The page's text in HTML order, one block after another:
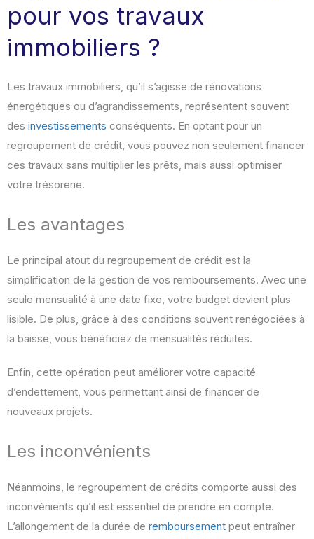
pour vos travaux
immobiliers ?
Les travaux immobiliers, qu’il s’agisse de rénovations
énergétiques ou d’agrandissements, représentent souvent
des investissements conséquents. En optant pour un
regroupement de crédit, vous pouvez non seulement financer
ces travaux sans multiplier les prêts, mais aussi optimiser
votre trésorerie.
Les avantages
Le principal atout du regroupement de crédit est la
simplification de la gestion de vos remboursements. Avec une
seule mensualité à une date fixe, votre budget devient plus
lisible. De plus, grâce à des conditions souvent renégociées à
la baisse, vous bénéficiez de mensualités réduites.
Enfin, cette opération peut améliorer votre capacité
d’endettement, vous permettant ainsi de financer de
nouveaux projets.
Les inconvénients
Néanmoins, le regroupement de crédits comporte aussi des
inconvénients qu’il est essentiel de prendre en compte.
L’allongement de la durée de remboursement peut entraîner